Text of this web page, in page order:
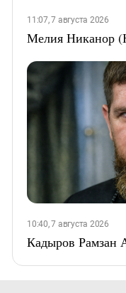
11:07, 7 августа 2026
Мелия Никанор
10:40, 7 августа 2026
Кадыров Рамзан